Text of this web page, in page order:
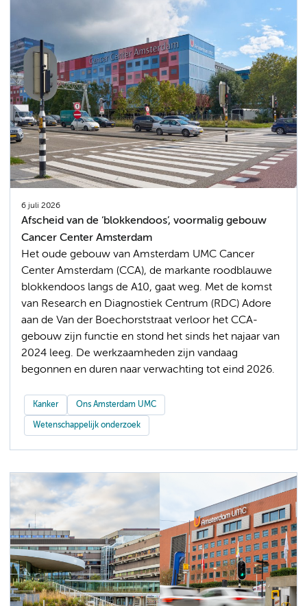
6 juli 2026
Afscheid van de ‘blokkendoos’, voormalig gebouw
Cancer Center Amsterdam
Het oude gebouw van Amsterdam UMC Cancer
Center Amsterdam (CCA), de markante roodblauwe
blokkendoos langs de A10, gaat weg. Met de komst
van Research en Diagnostiek Centrum (RDC) Adore
aan de Van der Boechorststraat verloor het CCA-
gebouw zijn functie en stond het sinds het najaar van
2024 leeg. De werkzaamheden zijn vandaag
begonnen en duren naar verwachting tot eind 2026.
Kanker Ons Amsterdam UMC
Wetenschappelijk onderzoek